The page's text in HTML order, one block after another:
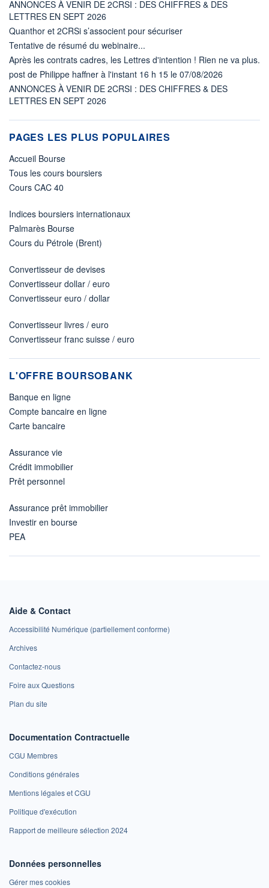
ANNONCES À VENIR DE 2CRSI : DES CHIFFRES & DES
LETTRES EN SEPT 2026
Quanthor et 2CRSi s’associent pour sécuriser
Tentative de résumé du webinaire...
Après les contrats cadres, les Lettres d'intention ! Rien ne va plus.
post de Philippe haffner à l'instant 16 h 15 le 07/08/2026
ANNONCES À VENIR DE 2CRSI : DES CHIFFRES & DES
LETTRES EN SEPT 2026
PAGES LES PLUS POPULAIRES
Accueil Bourse
Tous les cours boursiers
Cours CAC 40
Indices boursiers internationaux
Palmarès Bourse
Cours du Pétrole (Brent)
Convertisseur de devises
Convertisseur dollar / euro
Convertisseur euro / dollar
Convertisseur livres / euro
Convertisseur franc suisse / euro
L'OFFRE BOURSOBANK
Banque en ligne
Compte bancaire en ligne
Carte bancaire
Assurance vie
Crédit immobilier
Prêt personnel
Assurance prêt immobilier
Investir en bourse
PEA
Aide & Contact
Accessibilité Numérique (partiellement conforme)
Archives
Contactez-nous
Foire aux Questions
Plan du site
Documentation Contractuelle
CGU Membres
Conditions générales
Mentions légales et CGU
Politique d'exécution
Rapport de meilleure sélection 2024
Données personnelles
Gérer mes cookies